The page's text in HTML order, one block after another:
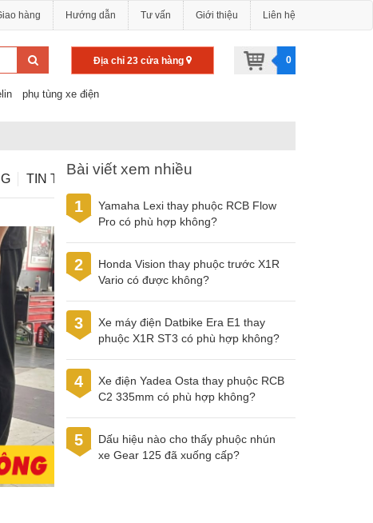
hàng Hướng dẫn Tư vấn Giới thiệu Liên hệ
phụ tùng xe điện
Địa chỉ 23 cửa hàng 0
TIN TỨC
Bài viết xem nhiều
1
Yamaha Lexi thay phuộc RCB Flow
Pro có phù hợp không?
2
Honda Vision thay phuộc trước X1R
Vario có được không?
3
Xe máy điện Datbike Era E1 thay
phuộc X1R ST3 có phù hợp không?
4
Xe điện Yadea Osta thay phuộc RCB
C2 335mm có phù hợp không?
5
Dấu hiệu nào cho thấy phuộc nhún
xe Gear 125 đã xuống cấp?